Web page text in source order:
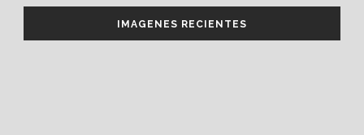
IMAGENES RECIENTES